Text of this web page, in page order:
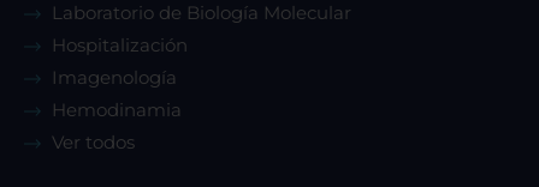
Laboratorio de Biología Molecular
Hospitalización
Imagenología
Hemodinamia
Ver todos